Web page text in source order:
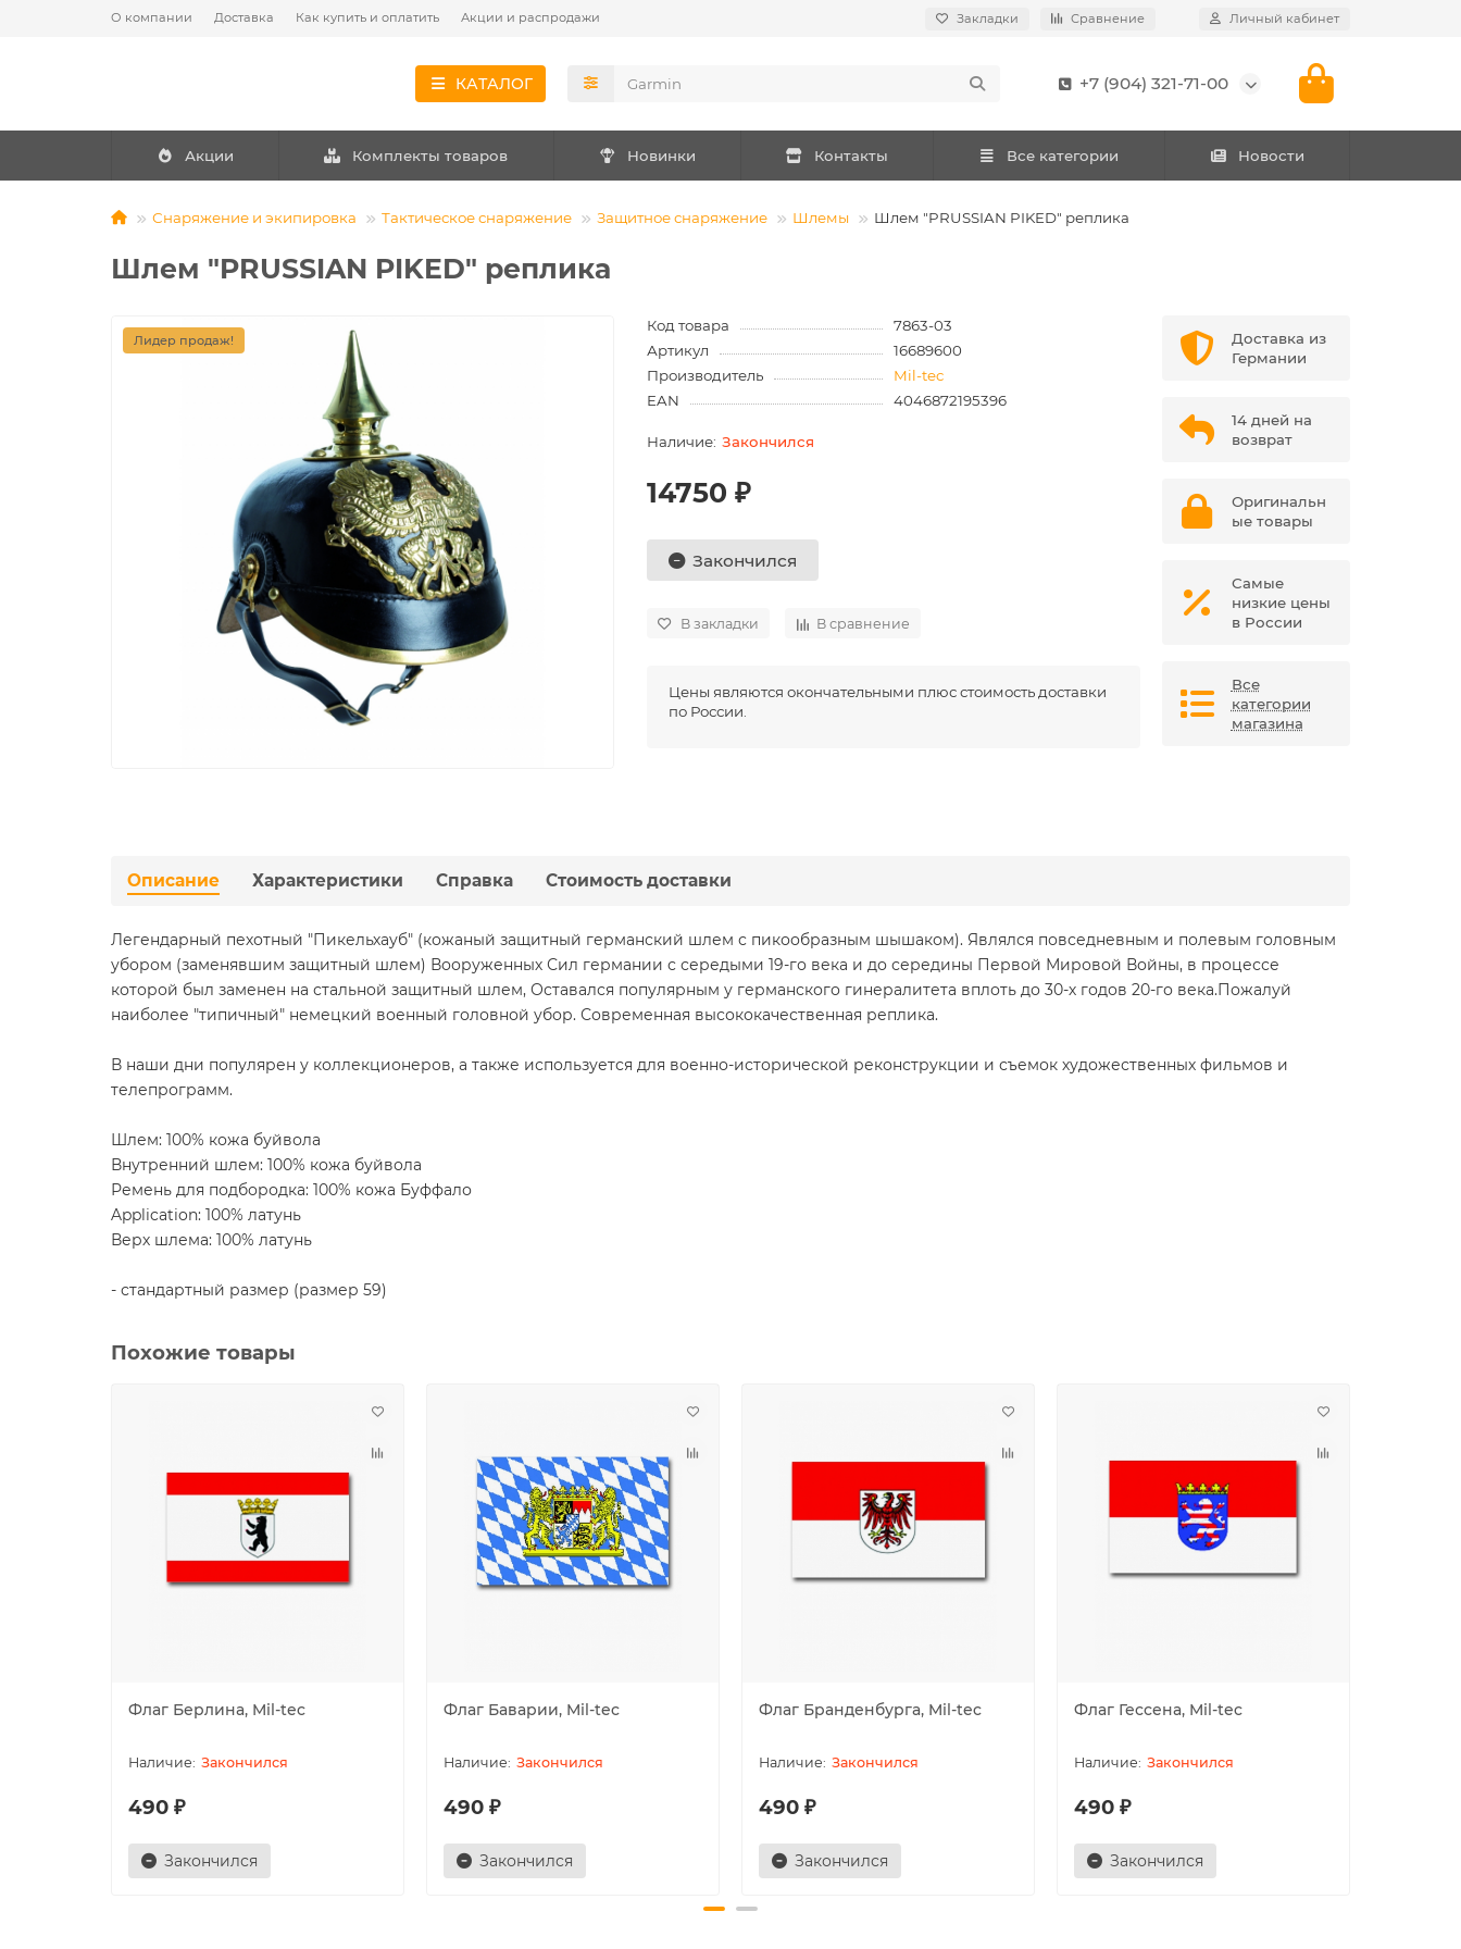
О компании Доставка Как купить и оплатить Акции и распродажи Закладки Сравнение Личный кабинет
КАТАЛОГ +7 (904) 321-71-00
Акции Комплекты товаров Новинки Контакты Все категории Новости
Снаряжение и экипировка Тактическое снаряжение Защитное снаряжение Шлемы Шлем "PRUSSIAN PIKED" реплика
Шлем "PRUSSIAN PIKED" реплика
Лидер продаж!
Код товара
7863-03
Артикул
16689600
Производитель
Mil-tec
EAN
4046872195396
Закончился
14750 ₽
Закончился
В закладки В сравнение
Цены являются окончательными плюс стоимость доставки
по России.
Доставка из
Германии
14 дней на
возврат
Оригинальн
ые товары
Самые
низкие цены
в России
Все
категории
магазина
Описание Характеристики Справка Стоимость доставки
Легендарный пехотный "Пикельхауб" (кожаный защитный германский шлем с пикообразным шышаком). Являлся повседневным и полевым головным
убором (заменявшим защитный шлем) Вооруженных Сил германии с середыми 19-го века и до середины Первой Мировой Войны, в процессе
которой был заменен на стальной защитный шлем, Оставался популярным у германского гинералитета вплоть до 30-х годов 20-го века.Пожалуй
наиболее "типичный" немецкий военный головной убор. Современная высококачественная реплика.
В наши дни популярен у коллекционеров, а также используется для военно-исторической реконструкции и съемок художественных фильмов и
телепрограмм.
Шлем: 100% кожа буйвола
Внутренний шлем: 100% кожа буйвола
Ремень для подбородка: 100% кожа Буффало
Application: 100% латунь
Верх шлема: 100% латунь
- стандартный размер (размер 59)
Похожие товары
Флаг Берлина, Mil-tec
Закончился
490 ₽
Закончился
Флаг Баварии, Mil-tec
Закончился
490 ₽
Закончился
Флаг Бранденбурга, Mil-tec
Закончился
490 ₽
Закончился
Флаг Гессена, Mil-tec
Закончился
490 ₽
Закончился